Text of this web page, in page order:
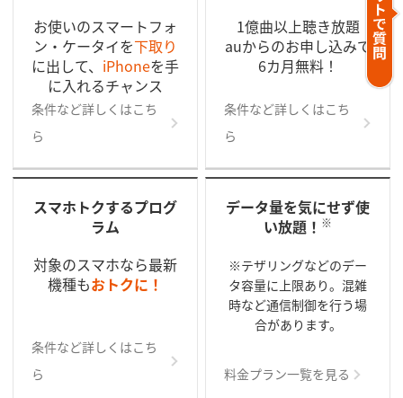
お使いのスマートフォ
ン・ケータイを下取り
に出して、 iPhoneを手
に入れるチャンス
条件など詳しくはこち
ら
1億曲以上聴き放題
auからのお申し込みで
6カ月無料！
条件など詳しくはこち
ら
スマホトクするプログ
ラム
対象のスマホなら最新
機種もおトクに！
条件など詳しくはこち
ら
データ量を気にせず使
い放題！ ※
※テザリングなどのデー
タ容量に上限あり。混雑
時など通信制御を行う場
合があります。
料金プラン一覧を見る